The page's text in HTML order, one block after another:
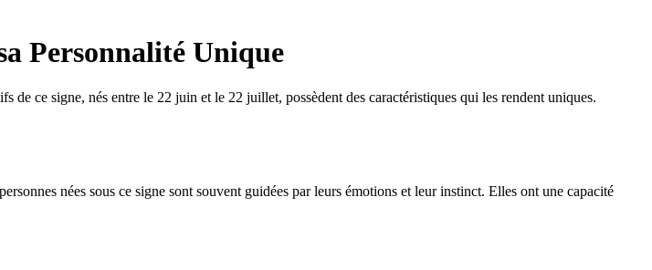
Personnalité Unique
ce signe, nés entre le 22 juin et le 22 juillet, possèdent des caractéristiques qui les rendent uniques.
nées sous ce signe sont souvent guidées par leurs émotions et leur instinct. Elles ont une capacité